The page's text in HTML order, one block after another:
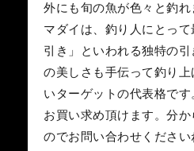
外にも旬の魚が色々と釣れ
マダイは、釣り人にとっ
引き」といわれる独特の
の美しさも手伝って釣り
いターゲットの代表格で
お買い求め頂けます。分
のでお問い合わせください